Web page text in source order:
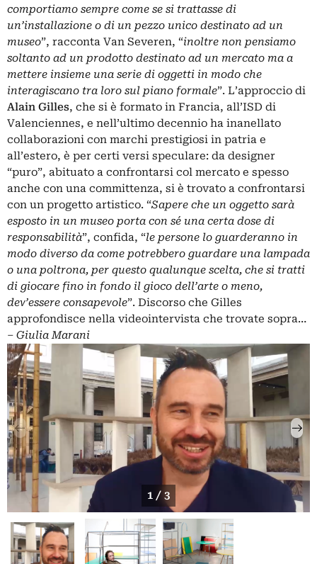
comportiamo sempre come se si trattasse di
un’installazione o di un pezzo unico destinato ad un
museo”, racconta Van Severen, “inoltre non pensiamo
soltanto ad un prodotto destinato ad un mercato ma a
mettere insieme una serie di oggetti in modo che
interagiscano tra loro sul piano formale”. L’approccio di
Alain Gilles, che si è formato in Francia, all’ISD di
Valenciennes, e nell’ultimo decennio ha inanellato
collaborazioni con marchi prestigiosi in patria e
all’estero, è per certi versi speculare: da designer
“puro”, abituato a confrontarsi col mercato e spesso
anche con una committenza, si è trovato a confrontarsi
con un progetto artistico. “Sapere che un oggetto sarà
esposto in un museo porta con sé una certa dose di
responsabilità”, confida, “le persone lo guarderanno in
modo diverso da come potrebbero guardare una lampada
o una poltrona, per questo qualunque scelta, che si tratti
di giocare fino in fondo il gioco dell’arte o meno,
dev’essere consapevole”. Discorso che Gilles
approfondisce nella videointervista che trovate sopra…
– Giulia Marani
1 / 3